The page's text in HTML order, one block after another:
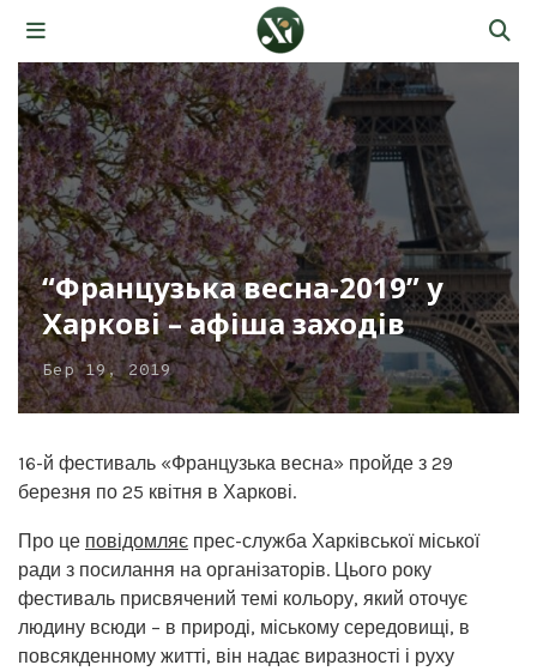
“Французька весна-2019” у
Харкові – афіша заходів
Бер 19, 2019
16-й фестиваль «Французька весна» пройде з 29
березня по 25 квітня в Харкові.
Про це повідомляє прес-служба Харківської міської
ради з посилання на організаторів. Цього року
фестиваль присвячений темі кольору, який оточує
людину всюди – в природі, міському середовищі, в
повсякденному житті, він надає виразності і руху